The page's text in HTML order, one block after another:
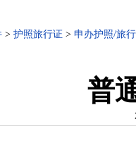
> 护照旅行证 > 申办护照/旅
普